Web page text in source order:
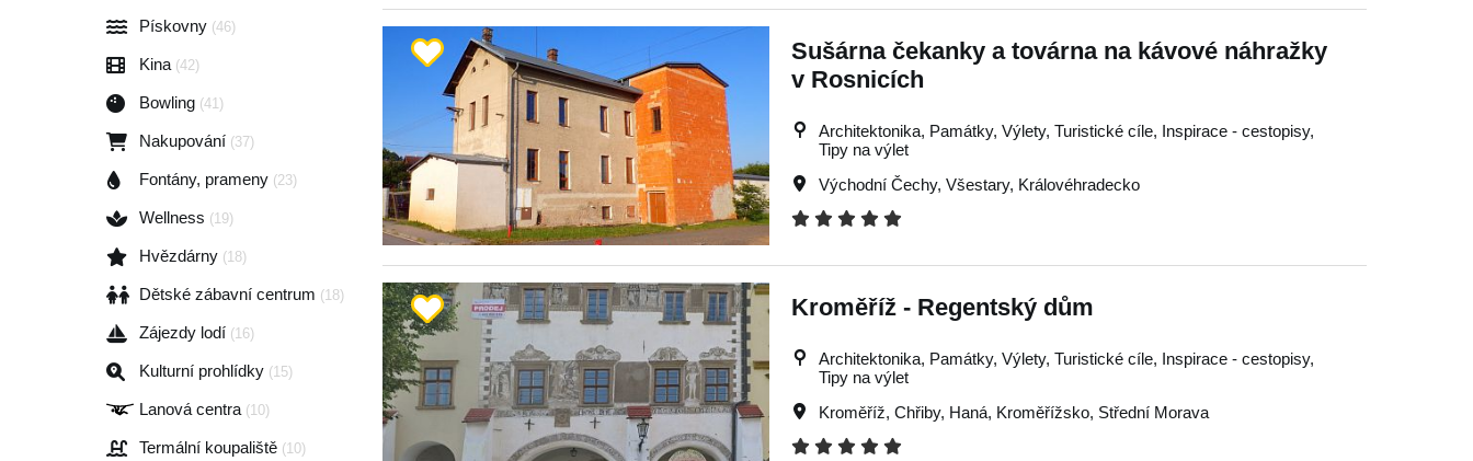
Pískovny (46)
Kina (42)
Bowling (41)
Nakupování (37)
Fontány, prameny (23)
Wellness (19)
Hvězdárny (18)
Dětské zábavní centrum (18)
Zájezdy lodí (16)
Kulturní prohlídky (15)
Lanová centra (10)
Termální koupaliště (10)
Sušárna čekanky a továrna na kávové náhražky
v Rosnicích
Architektonika, Památky, Výlety, Turistické cíle, Inspirace - cestopisy,
Tipy na výlet
Východní Čechy,Všestary, Královéhradecko
Kroměříž - Regentský dům
Architektonika, Památky, Výlety, Turistické cíle, Inspirace - cestopisy,
Tipy na výlet
Kroměříž,Chřiby, Haná, Kroměřížsko, Střední Morava